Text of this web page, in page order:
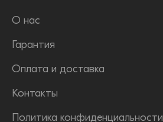
О нас
Гарантия
Оплата и доставка
Контакты
Политика конфиденциальности